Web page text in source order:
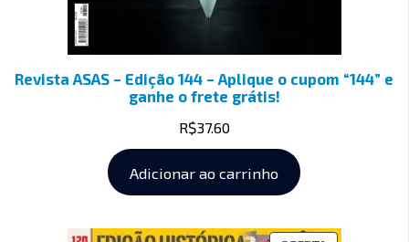
Revista ASAS – Edição 144 – Aplique o cupom “144” e
ganhe o frete grátis!
R$37.60
Adicionar ao carrinho